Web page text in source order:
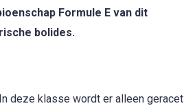
Formule E van dit
bolides.
deze klasse wordt er alleen geracet